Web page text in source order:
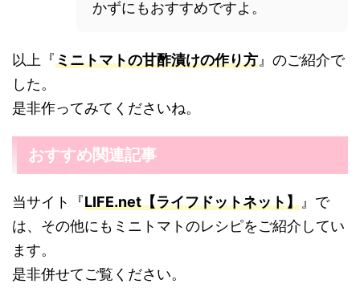
かずにもおすすめですよ。
以上『ミニトマトの甘酢漬けの作り方 』のご紹介で
した。
是非作ってみてくださいね。
おすすめ関連記事
当サイト『LIFE.net【ライフドットネット】 』で
は、その他にもミニトマトのレシピをご紹介してい
ます。
是非併せてご覧ください。